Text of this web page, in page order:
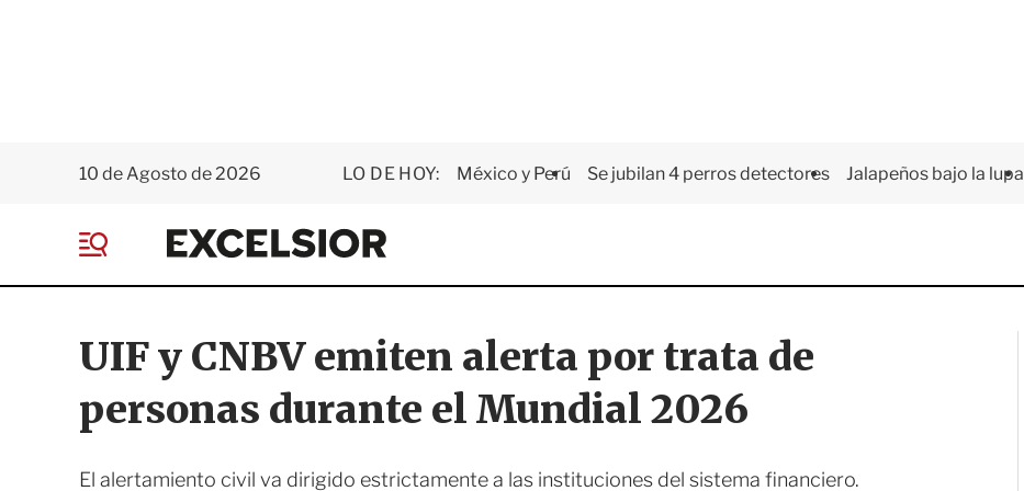
10 de Agosto de 2026 LO DE HOY: México y Perú Se jubilan 4 perros detectores Jalapeños bajo la lupa
E
x
e
o
r
e
UIF y CNBV emiten alerta por trata de
personas durante el Mundial 2026
El alertamiento civil va dirigido estrictamente a las instituciones del sistema financiero.